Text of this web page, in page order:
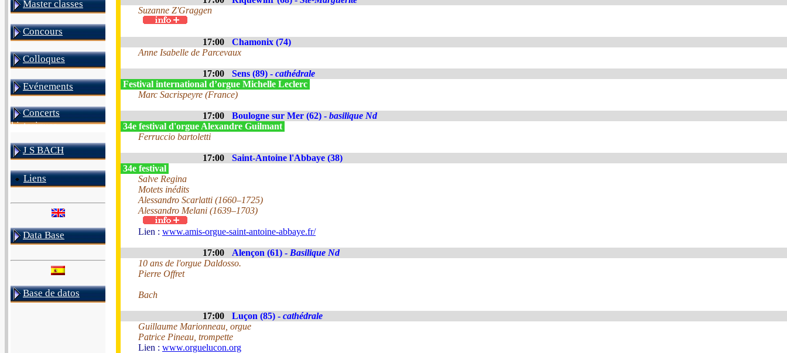
Master classes
Concours
Colloques
Evénements
Concerts
historiques
J S BACH
Liens
Data Base
Base de datos
Suzanne Z'Graggen
17:00
Chamonix (74)
Anne Isabelle de Parcevaux
17:00 Sens (89) - cathédrale
Festival international d’orgue Michelle Leclerc
Marc Sacrispeyre (France)
17:00 Boulogne sur Mer (62) - basilique Nd
34e festival d'orgue Alexandre Guilmant
Ferruccio bartoletti
17:00
Saint-Antoine l'Abbaye (38)
34e festival
Salve Regina
Motets inédits
Alessandro Scarlatti (1660–1725)
Alessandro Melani (1639–1703)
Lien : www.amis-orgue-saint-antoine-abbaye.fr/
17:00 Alençon (61) - Basilique Nd
10 ans de l'orgue Daldosso.
Pierre Offret
Bach
17:00 Luçon (85) - cathédrale
Guillaume Marionneau, orgue
Patrice Pineau, trompette
Lien : www.orguelucon.org